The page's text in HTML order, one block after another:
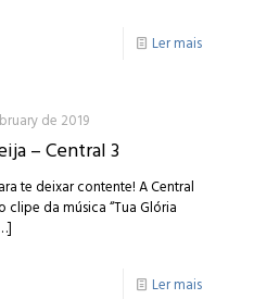
Ler mais
de 2019
– Central 3
te deixar contente! A Central
da música “Tua Glória
Ler mais